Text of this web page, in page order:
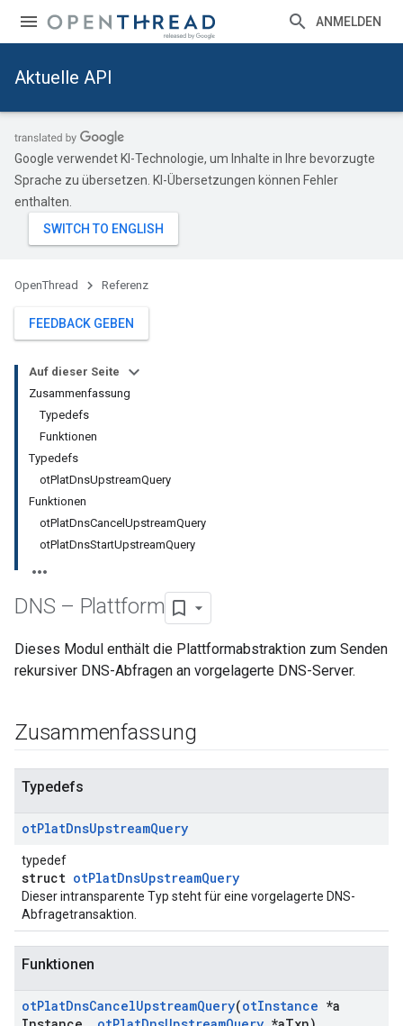
ANMELDEN
Aktuelle API
Google verwendet KI-Technologie, um Inhalte in Ihre bevorzugte
Sprache zu übersetzen. KI-Übersetzungen können Fehler
enthalten.
OpenThread Referenz
FEEDBACK GEBEN
Auf dieser Seite
Zusammenfassung
Typedefs
Funktionen
Typedefs
otPlatDnsUpstreamQuery
Funktionen
otPlatDnsCancelUpstreamQuery
otPlatDnsStartUpstreamQuery
DNS – Plattform
Dieses Modul enthält die Plattformabstraktion zum Senden
rekursiver DNS-Abfragen an vorgelagerte DNS-Server.
Zusammenfassung
Typedefs
otPlatDnsUpstreamQuery
typedef
struct otPlatDnsUpstreamQuery
Dieser intransparente Typ steht für eine vorgelagerte DNS-
Abfragetransaktion.
Funktionen
otPlatDnsCancelUpstreamQuery(otInstance *a